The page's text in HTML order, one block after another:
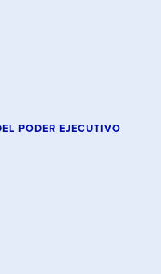
PODER EJECUTIVO